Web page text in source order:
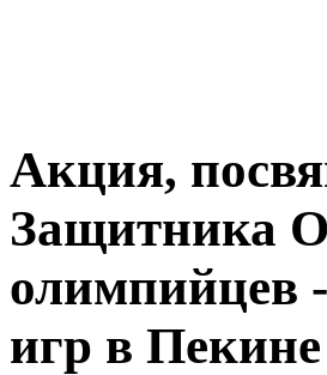
Акция,
Защитника
олимпийцев
игр в Пекине